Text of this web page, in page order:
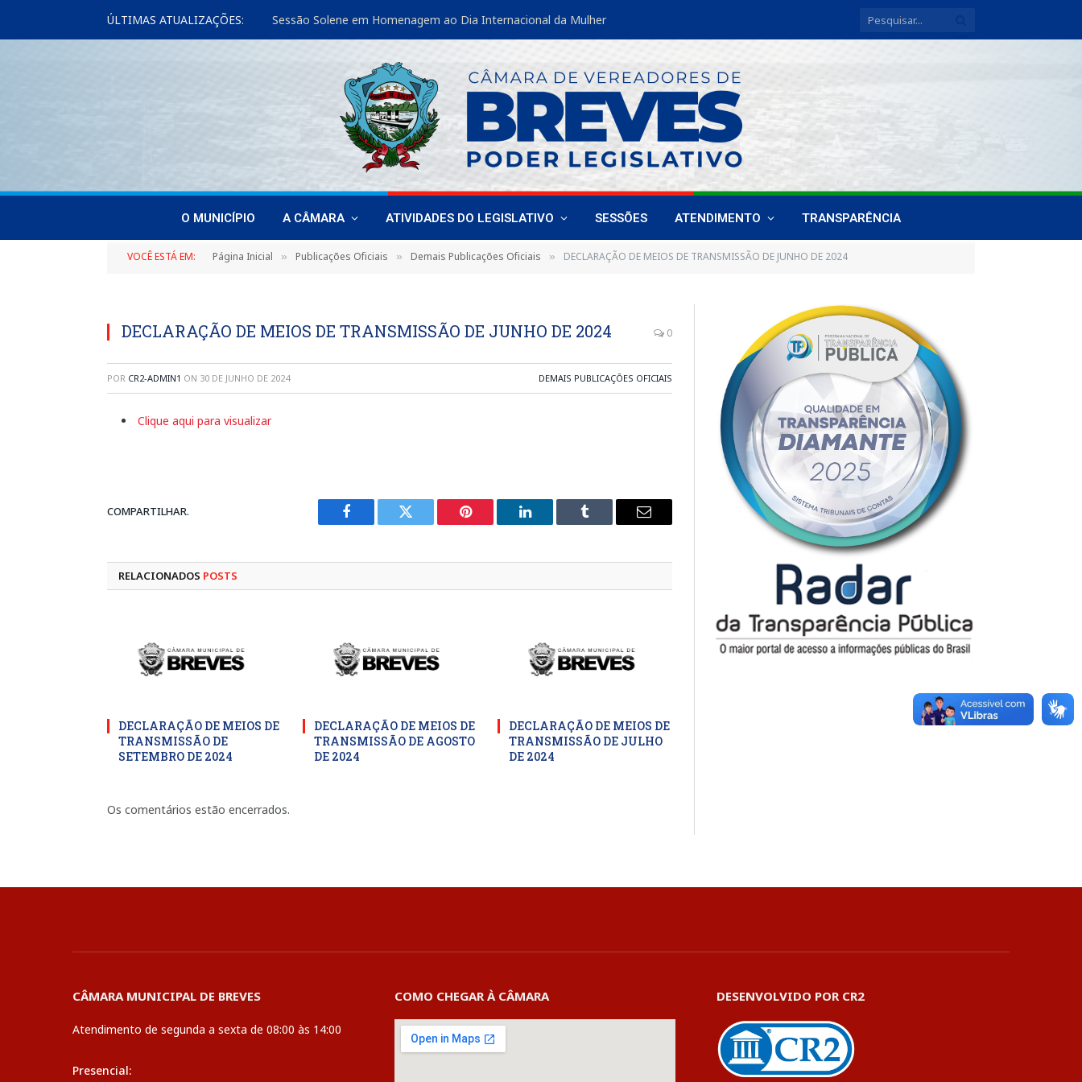
ÚLTIMAS ATUALIZAÇÕES: Sessão Solene em Homenagem ao Dia Internacional da Mulher
O MUNICÍPIO A CÂMARA ATIVIDADES DO LEGISLATIVO SESSÕES ATENDIMENTO TRANSPARÊNCIA
VOCÊ ESTÁ EM: Página Inicial » Publicações Oficiais » Demais Publicações Oficiais » DECLARAÇÃO DE MEIOS DE TRANSMISSÃO DE JUNHO DE 2024
DECLARAÇÃO DE MEIOS DE TRANSMISSÃO DE JUNHO DE 2024 0
POR CR2-ADMIN1 ON 30 DE JUNHO DE 2024 DEMAIS PUBLICAÇÕES OFICIAIS
Clique aqui para visualizar
COMPARTILHAR.
Facebook Twitter Pinterest LinkedIn Tumblr
E-
RELACIONADOS POSTS
DECLARAÇÃO DE MEIOS DE
TRANSMISSÃO DE
SETEMBRO DE 2024
DECLARAÇÃO DE MEIOS DE
TRANSMISSÃO DE AGOSTO
DE 2024
DECLARAÇÃO DE MEIOS DE
TRANSMISSÃO DE JULHO
DE 2024
Os comentários estão encerrados.
CÂMARA MUNICIPAL DE BREVES
Atendimento de segunda a sexta de 08:00 às 14:00
Presencial:
COMO CHEGAR À CÂMARA DESENVOLVIDO POR CR2